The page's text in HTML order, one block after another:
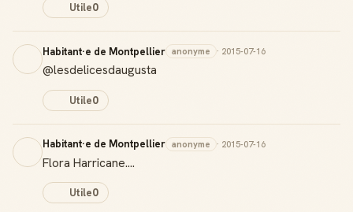
Utile0
Habitant·e de Montpellier anonyme · 2015-07-16
@lesdelicesdaugusta
Utile0
Habitant·e de Montpellier anonyme · 2015-07-16
Flora Harricane....
Utile0